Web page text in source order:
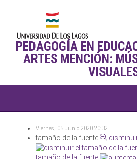
PEDAGOGÍA EN
ARTES MENCIÓN:
Viernes, 05 Junio 2020 20:32
tamaño de la fuente
tamaño de la fuente